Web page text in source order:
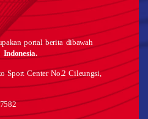
portal berita dibawah
Sport Center No.2 Cileungsi,